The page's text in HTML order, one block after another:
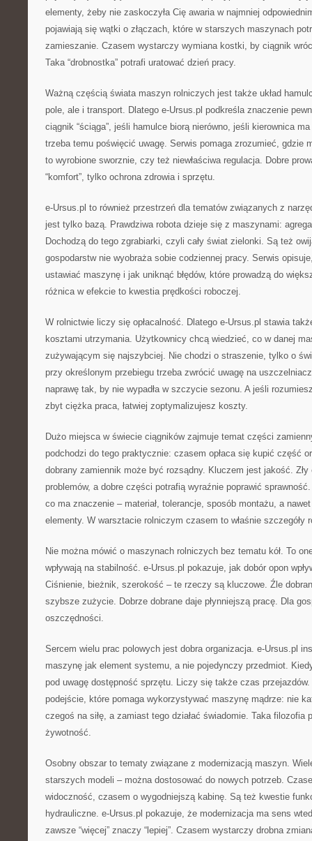
elementy, żeby nie zaskoczyła Cię awaria w najmniej
pojawiają się wątki o złączach, które w starszych maszynach
zamieszanie. Czasem wystarczy wymiana kostki, by ciągnik
Taka “drobnostka” potrafi uratować dzień pracy.
Ważną częścią świata maszyn rolniczych jest także układ
pole, ale i transport. Dlatego e-Ursus.pl podkreśla znaczenie
ciągnik “ściąga”, jeśli hamulce biorą nierówno, jeśli kierownica
trzeba temu poświęcić uwagę. Serwis pomaga zrozumieć, gdzie
to wyrobione sworznie, czy też niewłaściwa regulacja. Dobre
“komfort”, tylko ochrona zdrowia i sprzętu.
e-Ursus.pl to również przestrzeń dla tematów związanych z
jest tylko bazą. Prawdziwa robota dzieje się z maszynami:
Dochodzą do tego zgrabiarki, czyli cały świat zielonki. Są też
gospodarstw nie wyobraża sobie codziennej pracy. Serwis
ustawiać maszynę i jak uniknąć błędów, które prowadzą do
różnica w efekcie to kwestia prędkości roboczej.
W rolnictwie liczy się opłacalność. Dlatego e-Ursus.pl stawia
kosztami utrzymania. Użytkownicy chcą wiedzieć, co w danej
zużywającym się najszybciej. Nie chodzi o straszenie, tylko o
przy określonym przebiegu trzeba zwrócić uwagę na
naprawę tak, by nie wypadła w szczycie sezonu. A jeśli
zbyt ciężka praca, łatwiej zoptymalizujesz koszty.
Dużo miejsca w świecie ciągników zajmuje temat części
podchodzi do tego praktycznie: czasem opłaca się kupić część
dobrany zamiennik może być rozsądny. Kluczem jest jakość. Zły
problemów, a dobre części potrafią wyraźnie poprawić
co ma znaczenie – materiał, tolerancje, sposób montażu, a
elementy. W warsztacie rolniczym czasem to właśnie szczegóły
Nie można mówić o maszynach rolniczych bez tematu kół. To
wpływają na stabilność. e-Ursus.pl pokazuje, jak dobór opon
Ciśnienie, bieżnik, szerokość – te rzeczy są kluczowe. Źle
szybsze zużycie. Dobrze dobrane daje płynniejszą pracę. Dla
oszczędności.
Sercem wielu prac polowych jest dobra organizacja. e-Ursus.pl
maszynę jak element systemu, a nie pojedynczy przedmiot.
pod uwagę dostępność sprzętu. Liczy się także czas
podejście, które pomaga wykorzystywać maszynę mądrze: nie
czegoś na siłę, a zamiast tego działać świadomie. Taka filozofia
żywotność.
Osobny obszar to tematy związane z modernizacją maszyn.
starszych modeli – można dostosować do nowych potrzeb.
widoczność, czasem o wygodniejszą kabinę. Są też kwestie
hydrauliczne. e-Ursus.pl pokazuje, że modernizacja ma sens
zawsze “więcej” znaczy “lepiej”. Czasem wystarczy drobna